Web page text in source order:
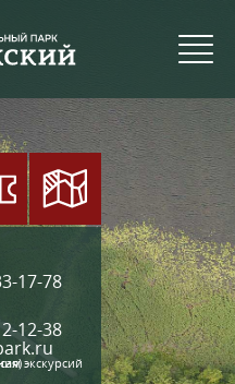
17-78
12-38